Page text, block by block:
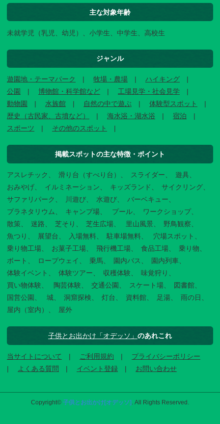
主な対象年齢
未就学児（乳児、幼児）、小学生、中学生、高校生
ジャンル
遊園地・テーマパーク 牧場・農場
ハイキング
公園
博物館・科学館など
工場見学・社会見学
動物園
水族館 自然の中で遊ぶ
体験型スポット
歴史（古民家、古墳など）
海水浴・湖水浴
宿泊
スポーツ
その他のスポット
掲載スポットの主な特徴・ポイント
アスレチック 滑り台（すべり台） スライダー
遊具
おみやげ
イルミネーション キッズランド
サイクリング
サファリパーク
川遊び 水遊び
バーベキュー
プラネタリウム
キャンプ場 プール
ワークショップ
散策
迷路 芝そり 芝生広場 里山風景
野鳥観察
魚つり
展望台 入場無料 駐車場無料
穴場スポット
乗り物工場
お菓子工場 飛行機工場 食品工場
乗り物
ボート
ロープウェイ 乗馬 園内バス
園内列車
体験イベント
体験ツアー 収穫体験
味覚狩り
買い物体験
陶芸体験 交通公園 スケート場
図書館
国営公園
城 洞窟探検 灯台 資料館 足湯
雨の日
屋内（室内）
屋外
子供とお出かけ「オデッソ」 のあれこれ
当サイトについて ご利用規約
プライバシーポリシー
よくある質問
イベント登録 お問い合わせ
Copyright© 子供とお出かけ[オデッソ]. All Rights Reserved.